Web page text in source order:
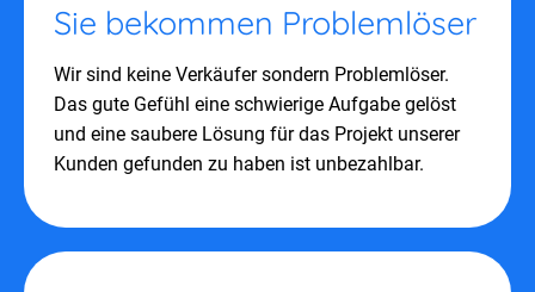
Sie bekommen Problemlöser
Wir sind keine Verkäufer sondern Problemlöser.
Das gute Gefühl eine schwierige Aufgabe gelöst
und eine saubere Lösung für das Projekt unserer
Kunden gefunden zu haben ist unbezahlbar.